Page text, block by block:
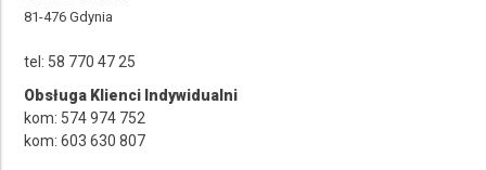
Cena
81-476 Gdynia
tel: 58 770 47 25
Obsługa Klienci Indywidualni
kom: 574 974 752
kom: 603 630 807